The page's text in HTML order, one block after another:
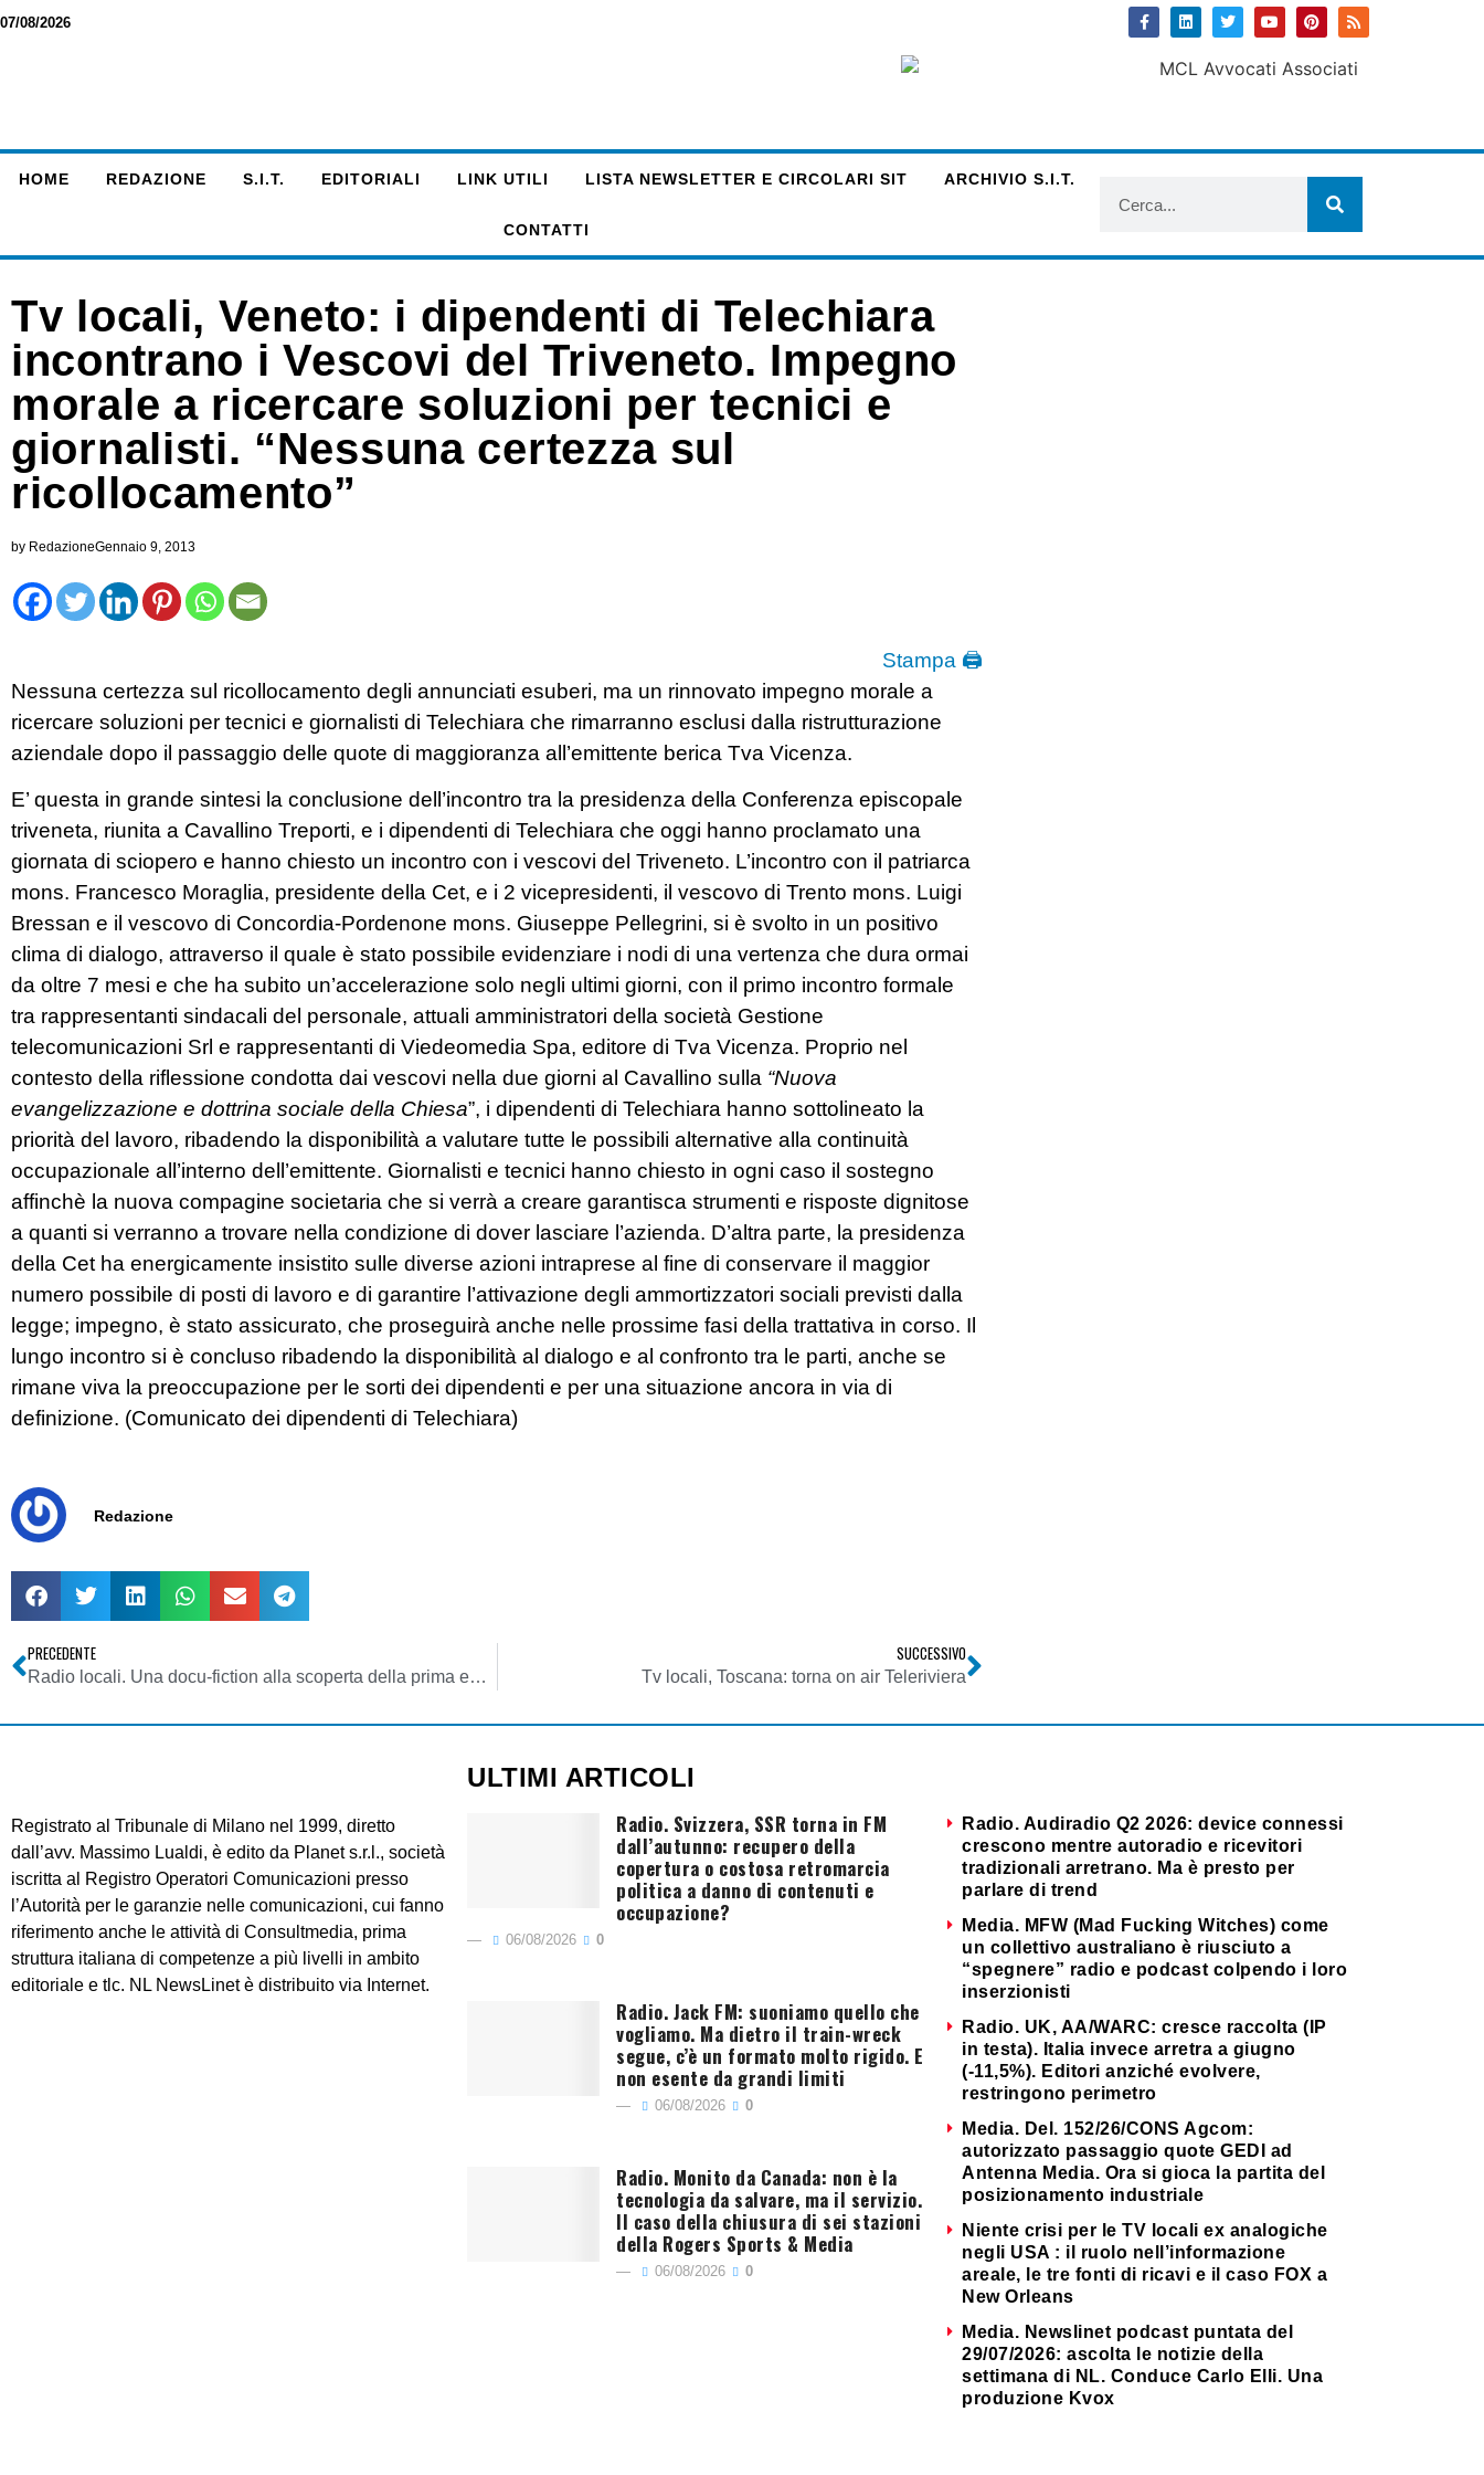
07/08/2026
HOME REDAZIONE S.I.T. EDITORIALI LINK UTILI LISTA NEWSLETTER E CIRCOLARI SIT ARCHIVIO S.I.T.
CONTATTI
Tv locali, Veneto: i dipendenti di Telechiara
incontrano i Vescovi del Triveneto. Impegno
morale a ricercare soluzioni per tecnici e
giornalisti. “Nessuna certezza sul
ricollocamento”
by RedazioneGennaio 9, 2013
Stampa 🖨
Nessuna certezza sul ricollocamento degli annunciati esuberi, ma un rinnovato impegno morale a
ricercare soluzioni per tecnici e giornalisti di Telechiara che rimarranno esclusi dalla ristrutturazione
aziendale dopo il passaggio delle quote di maggioranza all’emittente berica Tva Vicenza.
E’ questa in grande sintesi la conclusione dell’incontro tra la presidenza della Conferenza episcopale
triveneta, riunita a Cavallino Treporti, e i dipendenti di Telechiara che oggi hanno proclamato una
giornata di sciopero e hanno chiesto un incontro con i vescovi del Triveneto. L’incontro con il patriarca
mons. Francesco Moraglia, presidente della Cet, e i 2 vicepresidenti, il vescovo di Trento mons. Luigi
Bressan e il vescovo di Concordia-Pordenone mons. Giuseppe Pellegrini, si è svolto in un positivo
clima di dialogo, attraverso il quale è stato possibile evidenziare i nodi di una vertenza che dura ormai
da oltre 7 mesi e che ha subito un’accelerazione solo negli ultimi giorni, con il primo incontro formale
tra rappresentanti sindacali del personale, attuali amministratori della società Gestione
telecomunicazioni Srl e rappresentanti di Viedeomedia Spa, editore di Tva Vicenza. Proprio nel
contesto della riflessione condotta dai vescovi nella due giorni al Cavallino sulla “Nuova
evangelizzazione e dottrina sociale della Chiesa”, i dipendenti di Telechiara hanno sottolineato la
priorità del lavoro, ribadendo la disponibilità a valutare tutte le possibili alternative alla continuità
occupazionale all’interno dell’emittente. Giornalisti e tecnici hanno chiesto in ogni caso il sostegno
affinchè la nuova compagine societaria che si verrà a creare garantisca strumenti e risposte dignitose
a quanti si verranno a trovare nella condizione di dover lasciare l’azienda. D’altra parte, la presidenza
della Cet ha energicamente insistito sulle diverse azioni intraprese al fine di conservare il maggior
numero possibile di posti di lavoro e di garantire l’attivazione degli ammortizzatori sociali previsti dalla
legge; impegno, è stato assicurato, che proseguirà anche nelle prossime fasi della trattativa in corso. Il
lungo incontro si è concluso ribadendo la disponibilità al dialogo e al confronto tra le parti, anche se
rimane viva la preoccupazione per le sorti dei dipendenti e per una situazione ancora in via di
definizione. (Comunicato dei dipendenti di Telechiara)
Redazione
PRECEDENTE
Radio locali. Una docu-fiction alla scoperta della prima emittente libera calabrese
SUCCESSIVO
Tv locali, Toscana: torna on air Teleriviera
Registrato al Tribunale di Milano nel 1999, diretto
dall’avv. Massimo Lualdi, è edito da Planet s.r.l., società
iscritta al Registro Operatori Comunicazioni presso
l’Autorità per le garanzie nelle comunicazioni, cui fanno
riferimento anche le attività di Consultmedia, prima
struttura italiana di competenze a più livelli in ambito
editoriale e tlc. NL NewsLinet è distribuito via Internet.
ULTIMI ARTICOLI
Radio. Svizzera, SSR torna in FM
dall’autunno: recupero della
copertura o costosa retromarcia
politica a danno di contenuti e
occupazione?
06/08/2026 0
Radio. Jack FM: suoniamo quello che
vogliamo. Ma dietro il train-wreck
segue, c’è un formato molto rigido. E
non esente da grandi limiti
06/08/2026 0
Radio. Monito da Canada: non è la
tecnologia da salvare, ma il servizio.
Il caso della chiusura di sei stazioni
della Rogers Sports & Media
06/08/2026 0
Radio. Audiradio Q2 2026: device connessi
crescono mentre autoradio e ricevitori
tradizionali arretrano. Ma è presto per
parlare di trend
Media. MFW (Mad Fucking Witches) come
un collettivo australiano è riusciuto a
“spegnere” radio e podcast colpendo i loro
inserzionisti
Radio. UK, AA/WARC: cresce raccolta (IP
in testa). Italia invece arretra a giugno
(-11,5%). Editori anziché evolvere,
restringono perimetro
Media. Del. 152/26/CONS Agcom:
autorizzato passaggio quote GEDI ad
Antenna Media. Ora si gioca la partita del
posizionamento industriale
Niente crisi per le TV locali ex analogiche
negli USA : il ruolo nell’informazione
areale, le tre fonti di ricavi e il caso FOX a
New Orleans
Media. Newslinet podcast puntata del
29/07/2026: ascolta le notizie della
settimana di NL. Conduce Carlo Elli. Una
produzione Kvox